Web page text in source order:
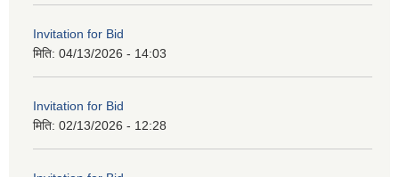
Invitation for Bid
मिति: 04/13/2026 - 14:03
Invitation for Bid
मिति: 02/13/2026 - 12:28